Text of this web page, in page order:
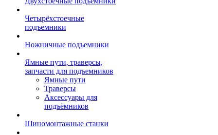
Четырёхстоечные
подъемники
Ножничные подъемники
Ямные пути, траверсы,
запчасти для подъемников
Ямные пути
Траверсы
Аксессуары для
подъёмников
Шиномонтажные станки